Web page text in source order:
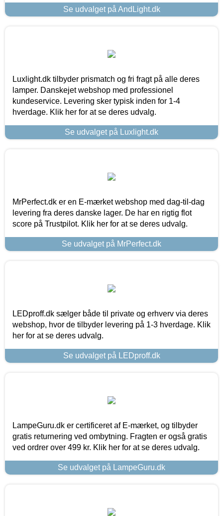
Se udvalget på AndLight.dk
Luxlight.dk tilbyder prismatch og fri fragt på alle deres
lamper. Danskejet webshop med professionel
kundeservice. Levering sker typisk inden for 1-4
hverdage. Klik her for at se deres udvalg.
Se udvalget på Luxlight.dk
MrPerfect.dk er en E-mærket webshop med dag-til-dag
levering fra deres danske lager. De har en rigtig flot
score på Trustpilot. Klik her for at se deres udvalg.
Se udvalget på MrPerfect.dk
LEDproff.dk sælger både til private og erhverv via deres
webshop, hvor de tilbyder levering på 1-3 hverdage. Klik
her for at se deres udvalg.
Se udvalget på LEDproff.dk
LampeGuru.dk er certificeret af E-mærket, og tilbyder
gratis returnering ved ombytning. Fragten er også gratis
ved ordrer over 499 kr. Klik her for at se deres udvalg.
Se udvalget på LampeGuru.dk